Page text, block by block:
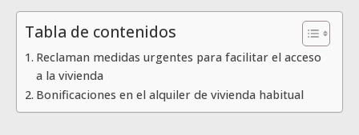
Tabla de contenidos
Reclaman medidas urgentes para facilitar el acceso
a la vivienda
Bonificaciones en el alquiler de vivienda habitual